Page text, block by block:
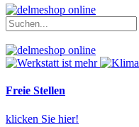
Freie Stellen
klicken Sie hier!